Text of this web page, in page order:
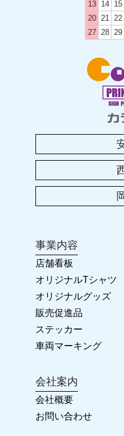
2023-2024 年末年始の
カラーズ西尾店移転の
2023年 お盆休みのお
2023.04.25
2023年 ゴールデンウィ
2023.01.25
2022.11.23
2022-2023 年末年始の
2022.04.28
カラーズ岡崎店 リニュ
2022年 ゴールデンウ
2022.03.26
13
14 15
20
21 22
27
28 29
事業内容
店舗看板
オリジナルTシャツ
オリジナルグッズ
販売促進品
ステッカー
車両マーキング
会社案内
会社概要
お問い合わせ